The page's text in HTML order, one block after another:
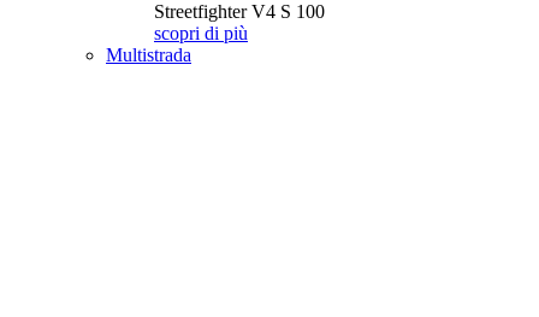
Streetfighter V4 S 100
scopri di più
Multistrada